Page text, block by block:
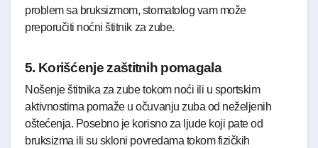
problem sa bruksizmom, stomatolog vam može
preporučiti noćni štitnik za zube.
5. Korišćenje zaštitnih pomagala
Nošenje štitnika za zube tokom noći ili u sportskim
aktivnostima pomaže u očuvanju zuba od neželjenih
oštećenja. Posebno je korisno za ljude koji pate od
bruksizma ili su skloni povredama tokom fizičkih